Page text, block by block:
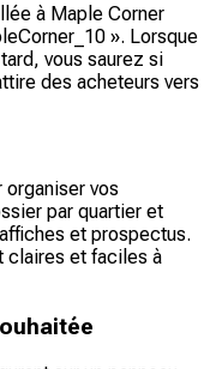
à Maple Corner
». Lorsque
vous saurez si
des acheteurs vers
vos
par quartier et
et prospectus.
claires et faciles à